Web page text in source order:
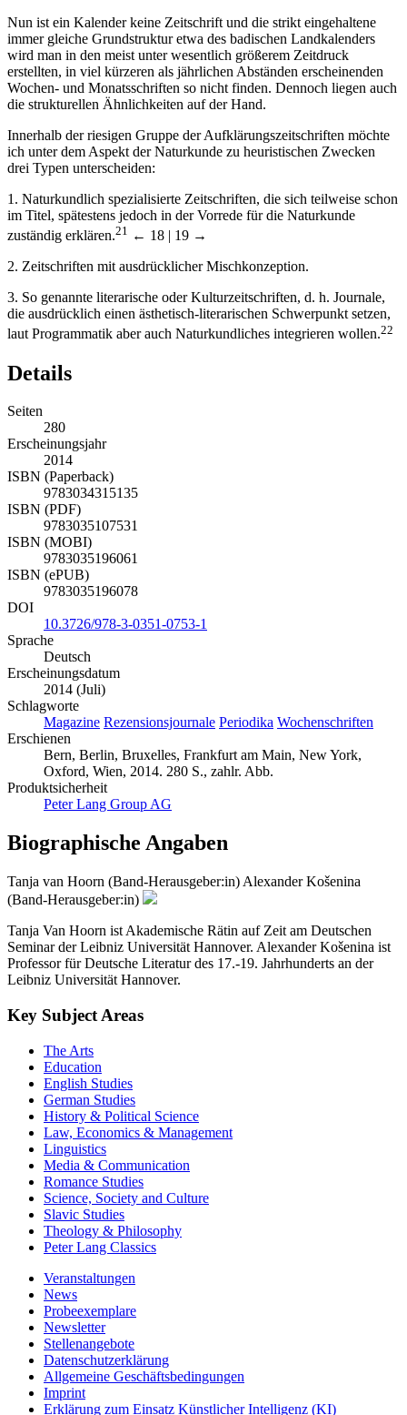
Nun ist ein Kalender keine Zeitschrift und die strikt eingehaltene
immer gleiche Grundstruktur etwa des badischen Landkalenders
wird man in den meist unter wesentlich größerem Zeitdruck
erstellten, in viel kürzeren als jährlichen Abständen erscheinenden
Wochen- und Monatsschriften so nicht finden. Dennoch liegen auch
die strukturellen Ähnlichkeiten auf der Hand.
Innerhalb der riesigen Gruppe der Aufklärungszeitschriften möchte
ich unter dem Aspekt der Naturkunde zu heuristischen Zwecken
drei Typen unterscheiden:
1. Naturkundlich spezialisierte Zeitschriften, die sich teilweise schon
im Titel, spätestens jedoch in der Vorrede für die Naturkunde
zuständig erklären.21
← 18 | 19 →
2. Zeitschriften mit ausdrücklicher Mischkonzeption.
3. So genannte literarische oder Kulturzeitschriften, d. h. Journale,
die ausdrücklich einen ästhetisch-literarischen Schwerpunkt setzen,
laut Programmatik aber auch Naturkundliches integrieren wollen.22
Details
Seiten
280
Erscheinungsjahr
2014
ISBN (Paperback)
9783034315135
ISBN (PDF)
9783035107531
ISBN (MOBI)
9783035196061
ISBN (ePUB)
9783035196078
DOI
10.3726/978-3-0351-0753-1
Sprache
Deutsch
Erscheinungsdatum
2014 (Juli)
Schlagworte
Magazine Rezensionsjournale Periodika Wochenschriften
Erschienen
Bern, Berlin, Bruxelles, Frankfurt am Main, New York,
Oxford, Wien, 2014. 280 S., zahlr. Abb.
Produktsicherheit
Peter Lang Group AG
Biographische Angaben
Tanja van Hoorn (Band-Herausgeber:in) Alexander Košenina
(Band-Herausgeber:in)
Tanja Van Hoorn ist Akademische Rätin auf Zeit am Deutschen
Seminar der Leibniz Universität Hannover. Alexander Košenina ist
Professor für Deutsche Literatur des 17.-19. Jahrhunderts an der
Leibniz Universität Hannover.
Key Subject Areas
The Arts
Education
English Studies
German Studies
History & Political Science
Law, Economics & Management
Linguistics
Media & Communication
Romance Studies
Science, Society and Culture
Slavic Studies
Theology & Philosophy
Peter Lang Classics
Veranstaltungen
News
Probeexemplare
Newsletter
Stellenangebote
Datenschutzerklärung
Allgemeine Geschäftsbedingungen
Imprint
Erklärung zum Einsatz Künstlicher Intelligenz (KI)